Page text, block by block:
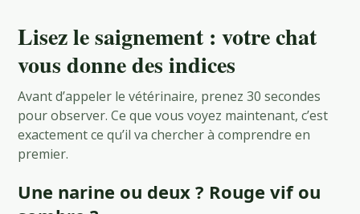
Lisez le saignement : votre chat
vous donne des indices
Avant d’appeler le vétérinaire, prenez 30 secondes
pour observer. Ce que vous voyez maintenant, c’est
exactement ce qu’il va chercher à comprendre en
premier.
Une narine ou deux ? Rouge vif ou